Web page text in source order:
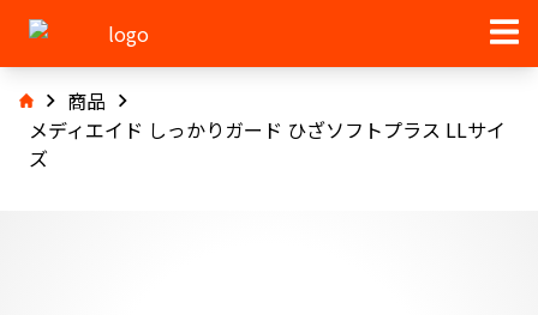
商品
メディエイド しっかりガード ひざソフトプラス LLサイ
ズ